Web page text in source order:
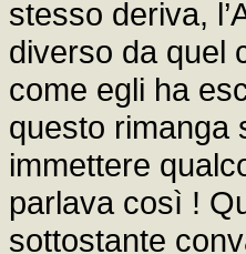
stesso deriva,
diverso da quel
come egli ha
questo rimanga
immettere
parlava così !
sottostante